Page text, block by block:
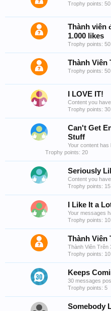
Trophy points: 50
Thành viên
1.000 likes
Trophy points: 50
Thành Viên
Trophy points: 50
I LOVE IT!
Content you
Trophy points: 30
Can't Get
Stuff
Your content has
Trophy points: 20
Seriously
Content you
Trophy points: 15
I Like It a
Your messages
Trophy points: 10
Thành Viên
Thành Viên Trên
Trophy points: 10
Keeps
30 messages
Trophy points: 5
Somebody